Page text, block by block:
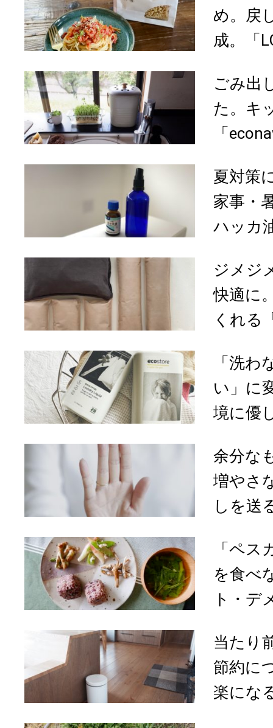
め。戻
成。「
ごみ出
た。キ
「
夏対策
家事・
ハッカ
ジメジ
快適に
くれる
「洗
い」に
境に優
余分な
増やさ
しを送
「ペ
を食べ
ト・デ
当たり
節約に
楽にな